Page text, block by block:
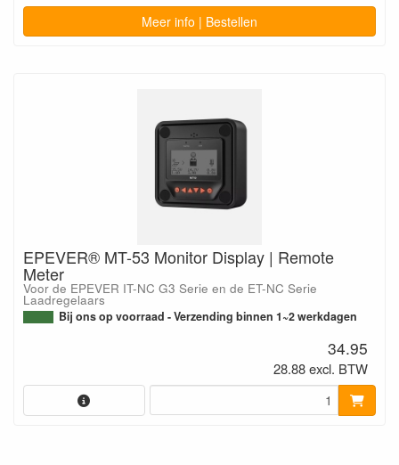
Meer info | Bestellen
EPEVER® MT-53 Monitor Display | Remote
Meter
Voor de EPEVER IT-NC G3 Serie en de ET-NC Serie
Laadregelaars
Bij ons op voorraad - Verzending binnen 1~2 werkdagen
34.95
28.88 excl. BTW